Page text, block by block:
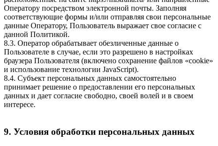
Оператору посредством электронной почты. Заполняя
соответствующие формы и/или отправляя свои персональные
данные Оператору, Пользователь выражает свое согласие с
данной Политикой.
8.3. Оператор обрабатывает обезличенные данные о
Пользователе в случае, если это разрешено в настройках
браузера Пользователя (включено сохранение файлов «cookie»
и использование технологии JavaScript).
8.4. Субъект персональных данных самостоятельно
принимает решение о предоставлении его персональных
данных и дает согласие свободно, своей волей и в своем
интересе.
9. Условия обработки персональных данных